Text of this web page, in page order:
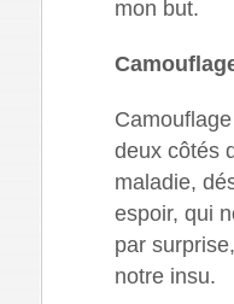
mon but.
deux côtés
maladie,
espoir, qui
par
notre insu.